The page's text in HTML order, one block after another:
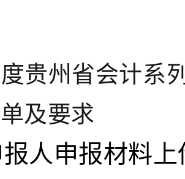
贵州省会计系
单及要求
人申报材料